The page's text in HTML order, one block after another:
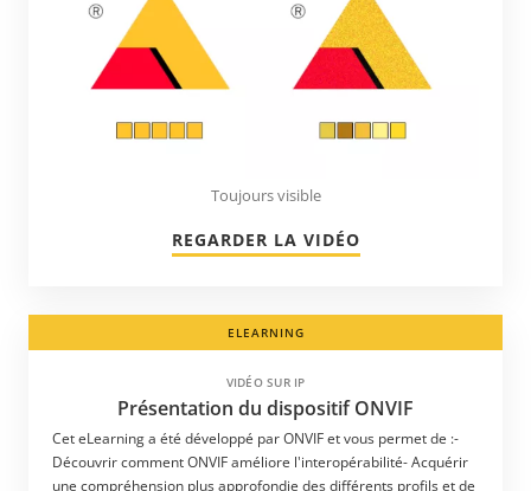
Toujours visible
REGARDER LA VIDÉO
ELEARNING
VIDÉO SUR IP
Présentation du dispositif ONVIF
Cet eLearning a été développé par ONVIF et vous permet de :-
Découvrir comment ONVIF améliore l'interopérabilité- Acquérir
une compréhension plus approfondie des différents profils et de